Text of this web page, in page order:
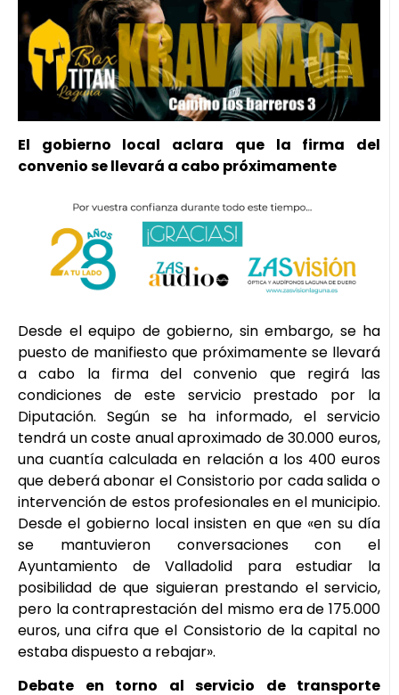
El gobierno local aclara que la firma del
convenio se llevará a cabo próximamente
Desde el equipo de gobierno, sin embargo, se ha
puesto de manifiesto que próximamente se llevará
a cabo la firma del convenio que regirá las
condiciones de este servicio prestado por la
Diputación. Según se ha informado, el servicio
tendrá un coste anual aproximado de 30.000 euros,
una cuantía calculada en relación a los 400 euros
que deberá abonar el Consistorio por cada salida o
intervención de estos profesionales en el municipio.
Desde el gobierno local insisten en que «en su día
se mantuvieron conversaciones con el
Ayuntamiento de Valladolid para estudiar la
posibilidad de que siguieran prestando el servicio,
pero la contraprestación del mismo era de 175.000
euros, una cifra que el Consistorio de la capital no
estaba dispuesto a rebajar».
Debate en torno al servicio de transporte